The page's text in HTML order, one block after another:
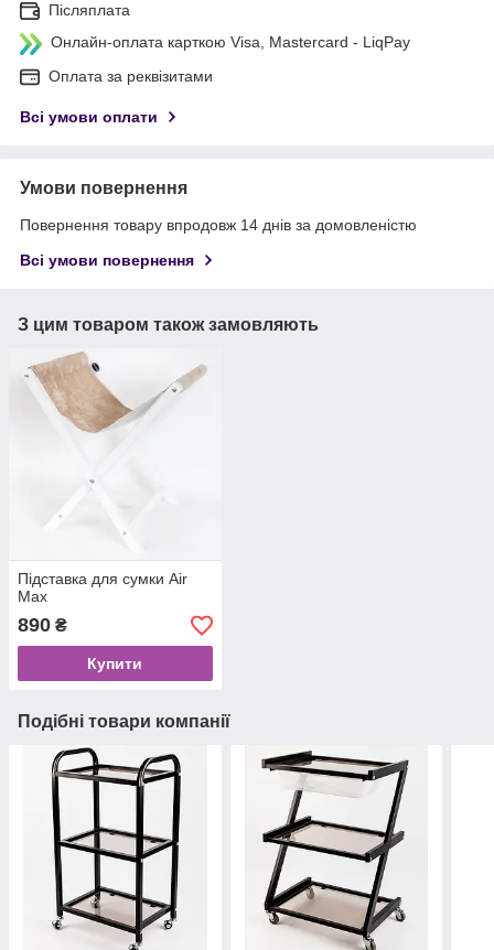
Післяплата
Онлайн-оплата карткою Visa, Mastercard - LiqPay
Оплата за реквізитами
Всі умови оплати
Умови повернення
Повернення товару впродовж 14 днів за домовленістю
Всі умови повернення
З цим товаром також замовляють
Підставка для сумки Air
Max
890 ₴
Купити
Подібні товари компанії